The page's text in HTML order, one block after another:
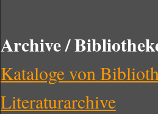
Archive /
Kataloge von
Literaturarchive